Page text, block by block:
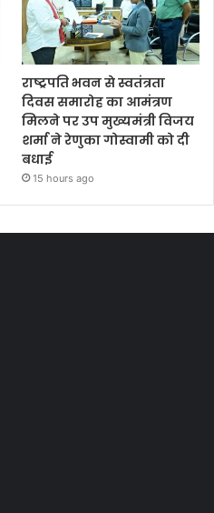
राष्ट्रपति भवन से स्वतंत्रता
दिवस समारोह का आमंत्रण
मिलने पर उप मुख्यमंत्री विजय
शर्मा ने रेणुका गोस्वामी को दी
बधाई
15 hours ago